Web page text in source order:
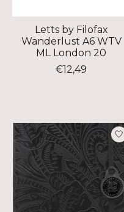
Letts by Filofax
Wanderlust A6 WTV
ML London 20
€12,49